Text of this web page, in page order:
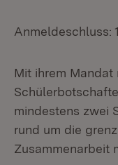
Anmeldeschluss:
Mit ihrem Mandat
mindestens zwei
rund um die
Zusammenarbeit